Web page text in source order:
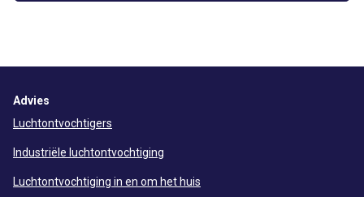
Advies
Luchtontvochtigers
Industriële luchtontvochtiging
Luchtontvochtiging in en om het huis